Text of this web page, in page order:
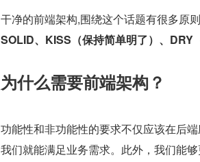
干净的前端架构,围绕这个话题有很多原则
SOLID、KISS（保持简单明了）、DRY
为什么需要前端架构？
功能性和非功能性的要求不仅应该在后
我们就能满足业务需求。此外，我们能